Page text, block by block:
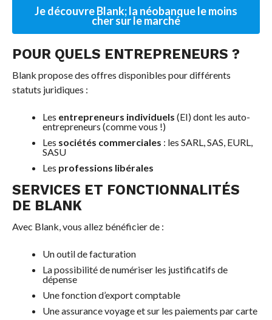
Je découvre Blank; la néobanque le moins
cher sur le marché
POUR QUELS ENTREPRENEURS ?
Blank propose des offres disponibles pour différents
statuts juridiques :
Les entrepreneurs individuels (EI) dont les auto-
entrepreneurs (comme vous !)
Les sociétés commerciales : les SARL, SAS, EURL,
SASU
Les professions libérales
SERVICES ET FONCTIONNALITÉS
DE BLANK
Avec Blank, vous allez bénéficier de :
Un outil de facturation
La possibilité de numériser les justificatifs de
dépense
Une fonction d’export comptable
Une assurance voyage et sur les paiements par carte